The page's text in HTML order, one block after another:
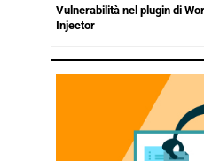
Vulnerabilità nel plugin di
Injector